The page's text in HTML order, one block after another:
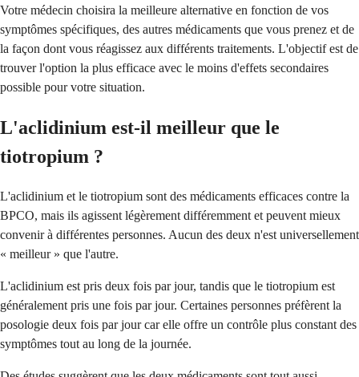
Votre médecin choisira la meilleure alternative en fonction de vos
symptômes spécifiques, des autres médicaments que vous prenez et de
la façon dont vous réagissez aux différents traitements. L'objectif est de
trouver l'option la plus efficace avec le moins d'effets secondaires
possible pour votre situation.
L'aclidinium est-il meilleur que le
tiotropium ?
L'aclidinium et le tiotropium sont des médicaments efficaces contre la
BPCO, mais ils agissent légèrement différemment et peuvent mieux
convenir à différentes personnes. Aucun des deux n'est universellement
« meilleur » que l'autre.
L'aclidinium est pris deux fois par jour, tandis que le tiotropium est
généralement pris une fois par jour. Certaines personnes préfèrent la
posologie deux fois par jour car elle offre un contrôle plus constant des
symptômes tout au long de la journée.